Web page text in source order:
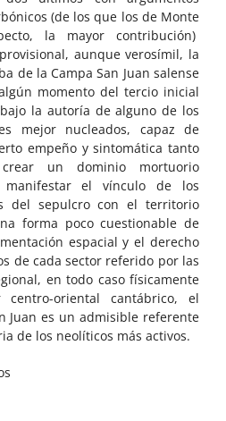
(de los que los de Monte
la mayor contribución)
aunque verosímil, la
de la Campa San Juan salense
momento del tercio inicial
la autoría de alguno de los
mejor nucleados, capaz de
empeño y sintomática tanto
un dominio mortuorio
manifestar el vínculo de los
del sepulcro con el territorio
forma poco cuestionable de
espacial y el derecho
de cada sector referido por las
en todo caso físicamente
oriental cantábrico, el
Juan es un admisible referente
de los neolíticos más activos.